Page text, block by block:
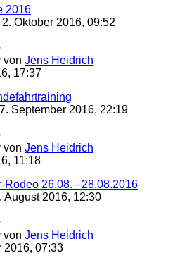
2016
2. Oktober 2016, 09:52
von Jens Heidrich
17:37
September 2016, 22:19
von Jens Heidrich
11:18
Rodeo 26.08. - 28.08.2016
August 2016, 12:30
von Jens Heidrich
2016, 07:33